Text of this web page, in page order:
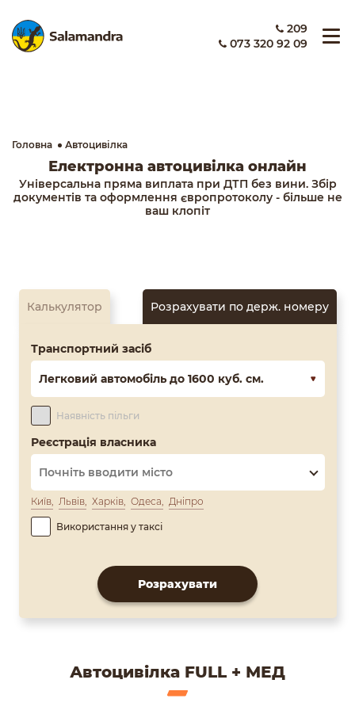
209
073 320 92 09
Головна Автоцивілка
Електронна автоцивілка онлайн
Універсальна пряма виплата при ДТП без вини. Збір
документів та оформлення європротоколу - більше не
ваш клопіт
Калькулятор Розрахувати по держ. номеру
Транспортний засіб
Легковий автомобіль до 1600 куб. см.
Наявність пільги
Реєстрація власника
Київ Львів Харків Одеса Дніпро
Використання у таксі
Розрахувати
Автоцивілка FULL + МЕД